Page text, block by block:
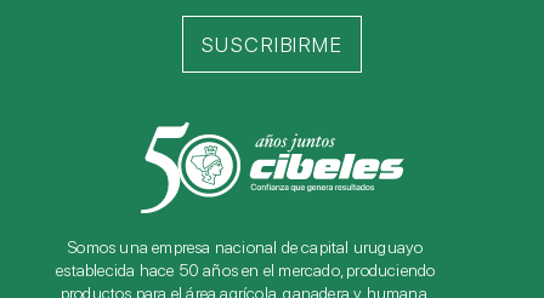
Somos una empresa nacional de capital uruguayo
establecida hace 50 años en el mercado, produciendo
productos para el área agrícola, ganadera y humana.
SUSCRIBIRME